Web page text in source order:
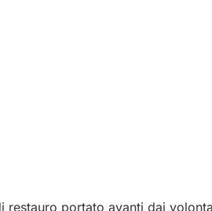
restauro portato avanti dai